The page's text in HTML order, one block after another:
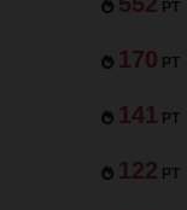
PT
170 PT
141 PT
122 PT